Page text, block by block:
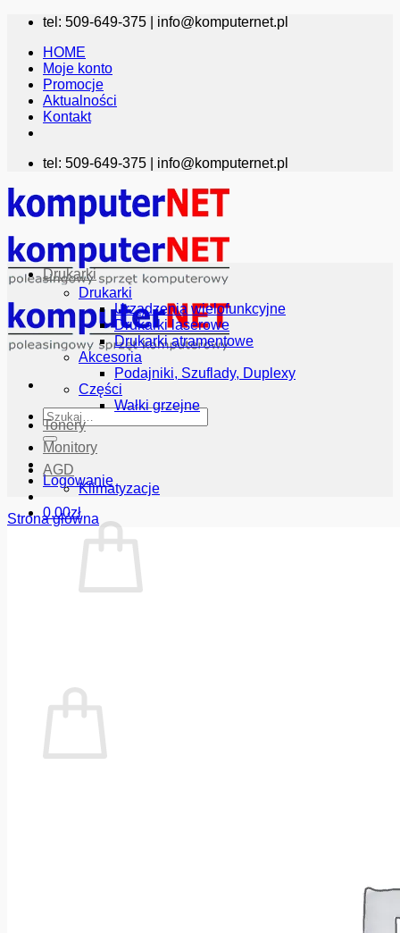
Przewiń
zawartości
tel: 509-649-375 | info@komputernet.pl
HOME
Moje konto
Promocje
Aktualności
Kontakt
tel: 509-649-375 | info@komputernet.pl
Szukaj:
Logowanie
0.00zł
Drukarki
Drukarki
Urządzenia wielofunkcyjne
Drukarki laserowe
Drukarki atramentowe
Akcesoria
Podajniki, Szuflady, Duplexy
Części
Wałki grzejne
Tonery
Monitory
AGD
Klimatyzacje
Strona główna